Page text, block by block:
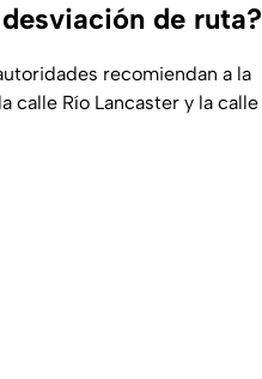
de ruta?
recomiendan a la
calle Río Lancaster y la calle